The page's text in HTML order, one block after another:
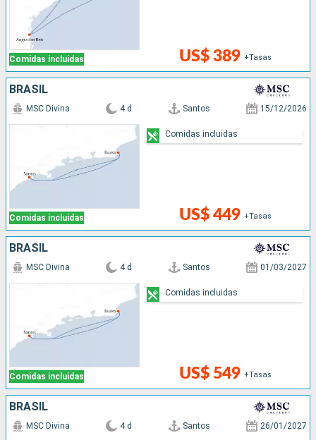
Comidas incluidas US$ 389 +Tasas
BRASIL
Comidas incluidas
MSC Divina 4 d Santos 15/12/2026
US$ 449 +Tasas
Comidas incluidas
BRASIL
Comidas incluidas
MSC Divina 4 d Santos 01/03/2027
US$ 549 +Tasas
Comidas incluidas
BRASIL
MSC Divina 4 d Santos 26/01/2027